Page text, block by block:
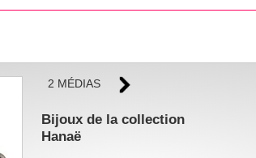
2 MÉDIAS
Bijoux de la collection
Hanaë